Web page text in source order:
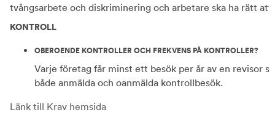
tvångsarbete och diskriminering och arbetare ska ha rätt
KONTROLL
OBEROENDE KONTROLLER OCH FREKVENS PÅ KONTROLLER?
Varje företag får minst ett besök per år av en revisor
både anmälda och oanmälda kontrollbesök.
Länk till Krav hemsida